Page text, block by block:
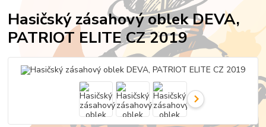
Hasičský zásahový oblek DEVA,
PATRIOT ELITE CZ 2019